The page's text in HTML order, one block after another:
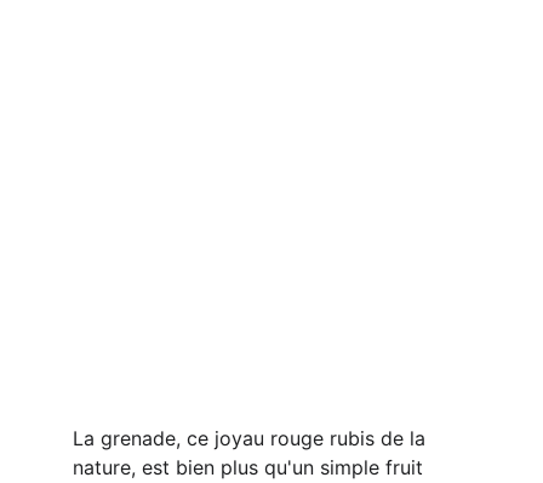
La grenade, ce joyau rouge rubis de la
nature, est bien plus qu'un simple fruit